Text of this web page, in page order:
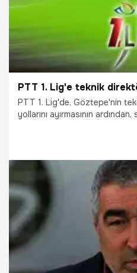
PTT 1. Lig'e teknik
PTT 1. Lig'de, Göztepe'nin teknik
yollarını ayırmasının
10.02.2016 TFF 1.Lig